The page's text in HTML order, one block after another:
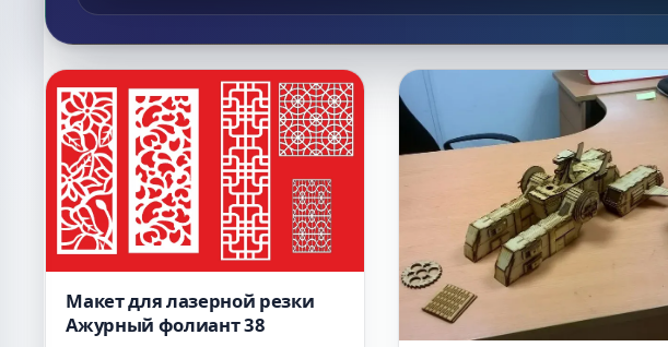
Список макетов
Макет для лазерной резки
Ажурный фолиант 38